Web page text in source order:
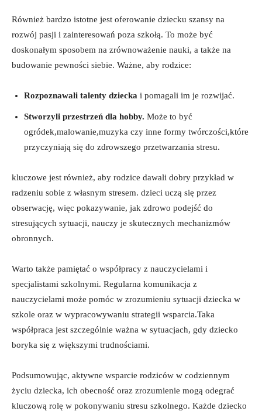
Również bardzo istotne jest oferowanie dziecku szansy na
rozwój pasji i zainteresowań poza szkołą. To może być⁣
doskonałym sposobem na ⁢zrównoważenie nauki, a także na
budowanie pewności ⁤siebie. ​Ważne, aby rodzice:
Rozpoznawali talenty ​dziecka i pomagali im⁢ je rozwijać.
Stworzyli przestrzeń dla hobby. Może to być
ogródek,malowanie,muzyka czy inne ⁤formy twórczości,które
przyczyniają się do zdrowszego przetwarzania stresu.
kluczowe jest ⁣również, aby rodzice dawali dobry ‌przykład w
radzeniu sobie z własnym stresem. dzieci ‌uczą się przez
obserwację, więc pokazywanie, jak zdrowo podejść do
stresujących sytuacji, nauczy je skutecznych mechanizmów⁣
obronnych.
Warto także pamiętać o współpracy z nauczycielami i
specjalistami szkolnymi. Regularna ‍komunikacja z
nauczycielami może pomóc w⁢ zrozumieniu sytuacji dziecka w
szkole​ oraz w ⁤wypracowywaniu strategii wsparcia.Taka
współpraca ⁢jest szczególnie​ ważna w sytuacjach, gdy dziecko
‌boryka się z większymi trudnościami.
Podsumowując, aktywne wsparcie rodziców w codziennym
życiu dziecka, ich obecność oraz zrozumienie mogą odegrać⁢
kluczową rolę‌ w pokonywaniu ‌stresu‌ szkolnego. Każde dziecko